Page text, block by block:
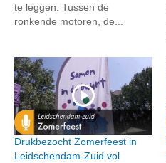
te leggen. Tussen de
ronkende motoren, de...
Drukbezocht Zomerfeest in
Leidschendam-Zuid vol